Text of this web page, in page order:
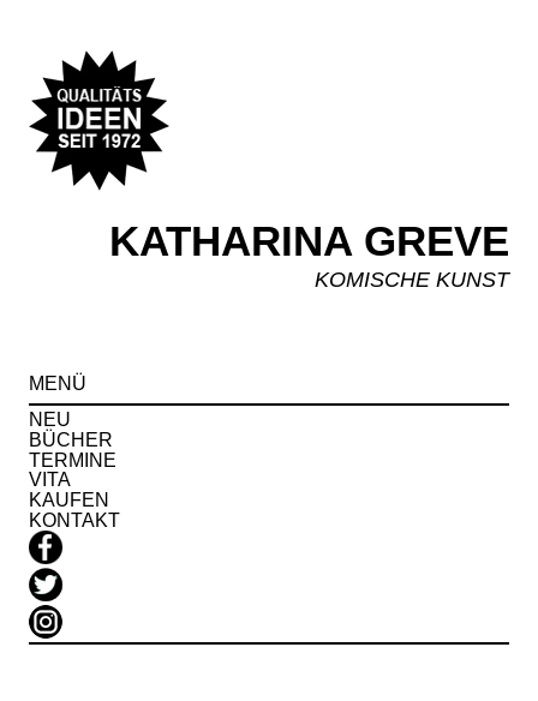
KATHARINA GREVE
KOMISCHE KUNST
MENÜ
NEU
BÜCHER
TERMINE
VITA
KAUFEN
KONTAKT